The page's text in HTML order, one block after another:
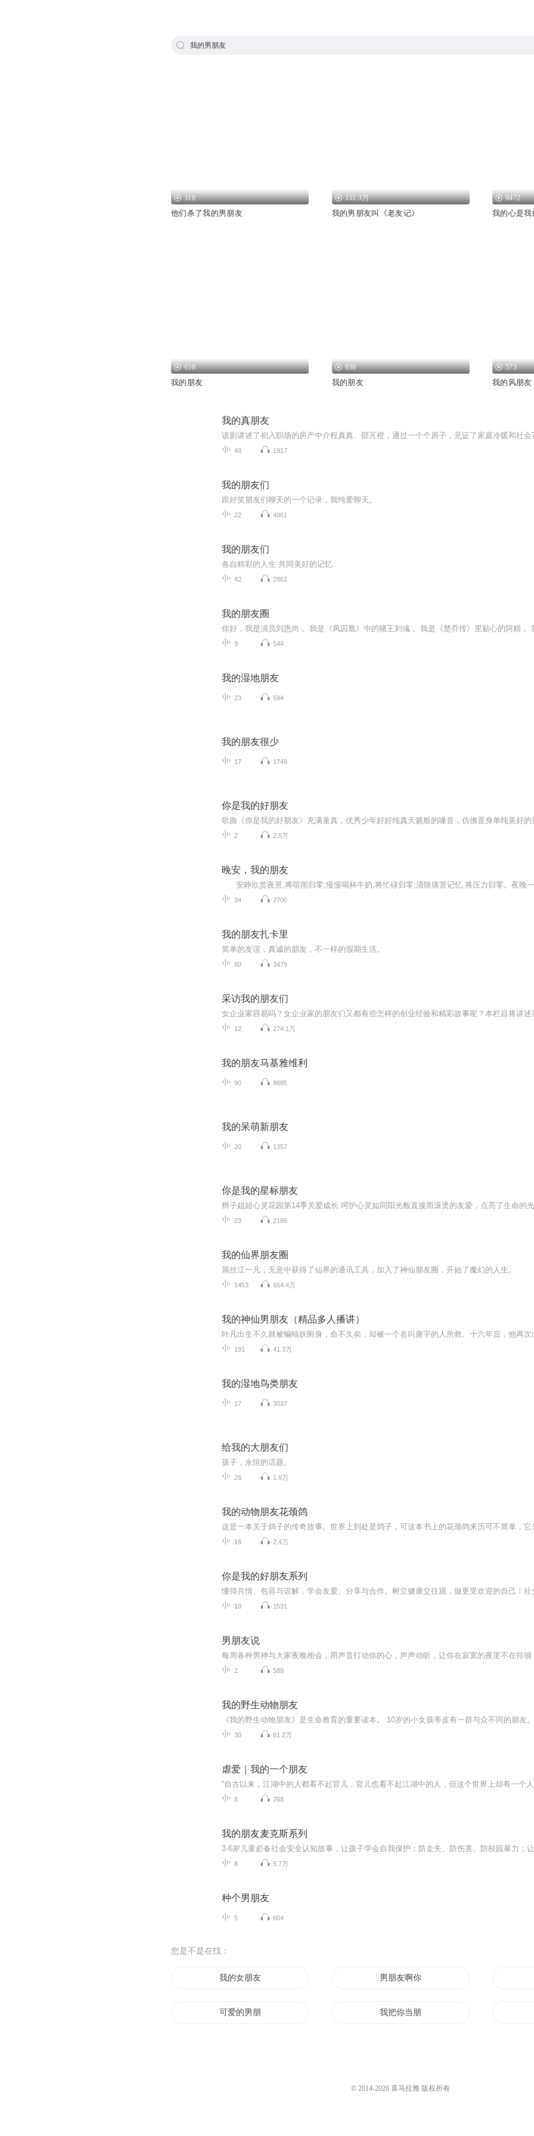
我的男朋友
318
他们杀了我的男朋友
151.3万
我的男朋友叫《老友记》
9472
我的心是我
658
我的朋友
838
我的朋友
573
我的风朋友
我的真朋友
48 1917
我的朋友们
跟好笑朋友们聊天的一个记录，我纯爱聊天。
22 4861
我的朋友们
各自精彩的人生 共同美好的记忆
42 2861
我的朋友圈
9 544
我的湿地朋友
23 594
我的朋友很少
17 1749
你是我的好朋友
2 2.5万
晚安，我的朋友
34 2700
我的朋友扎卡里
简单的友谊，真诚的朋友，不一样的假期生活。
80 3479
采访我的朋友们
12 274.1万
我的朋友马基雅维利
90 8685
我的呆萌新朋友
20 1357
你是我的星标朋友
23 2189
我的仙界朋友圈
屌丝江一凡，无意中获得了仙界的通讯工具，加入了神仙朋友圈，开始了魔幻的人生。
1453 654.4万
我的神仙男朋友（精品多人播讲）
191 41.3万
我的湿地鸟类朋友
17 3037
给我的大朋友们
孩子，永恒的话题。
26 1.9万
我的动物朋友花颈鸽
16 2.4万
你是我的好朋友系列
10 1531
男朋友说
每周各种男神与大家夜晚相会，用声音打动你的心，声声动听，让你在寂寞的夜里不在徘徊
2 589
我的野生动物朋友
30 61.2万
虐爱｜我的一个朋友
8 768
我的朋友麦克斯系列
8 5.7万
种个男朋友
5 604
您是不是在找：
我的女朋友是剑仙 男朋友啊你在哪里
可爱的男朋友 我把你当朋友
© 2014-2026 喜马拉雅 版权所有